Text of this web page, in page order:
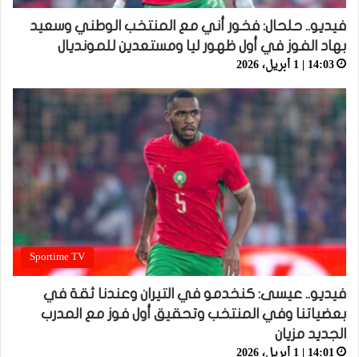
فيديو.. حلحال: فخور أني مع المنتخب الوطني وسعيد
بهاد الفوز في أول ظهور ليا ومستعدين للمونديال
14:03 | 1 أبريل، 2026
Sportime TV
فيديو.. عيسى: كنخدمو في التيران وعندنا ثقة في
بعضياتنا وفي المنتخب وتحقيق أول فوز مع المدرب
الجديد مزيان